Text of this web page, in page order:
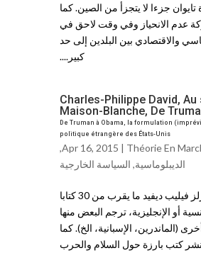
تايوان جزءا لا يتجزأ من الصين. كما
عدم الانحياز وفي وقت لاحق في
والاقتصادي بين البلدين إلى حد
كبير....
Charles-Philippe David, Au
Maison-Blanche, De
De Truman à Obama, la formulation
politique étrangère des États-Unis
Apr 16, 2015 | Théorie En
,
الديبلوماسية, السياسة الخارجية
ألف تشارلز فيليب ديفيد ما يقرب من 30 كتابا
أو الإنجليزية، ترجم البعض منها
(الماندرين، الإسبانية، الخ). كما
نشر كتب بارزة حول السلام والحرب